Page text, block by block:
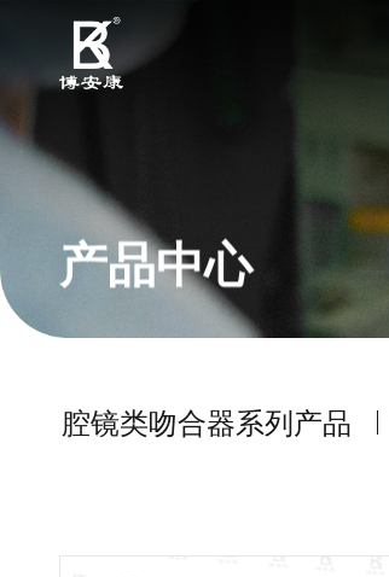
产品中心
腔镜类吻合器系列产品